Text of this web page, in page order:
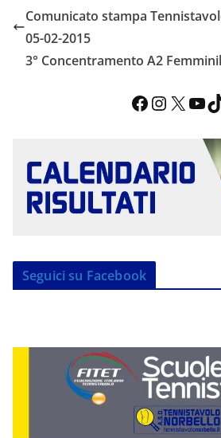
Comunicato stampa
05-02-2015
3° Concentramento A2
Facebook InstagramX YouTube TikTok
Seguici su Facebook